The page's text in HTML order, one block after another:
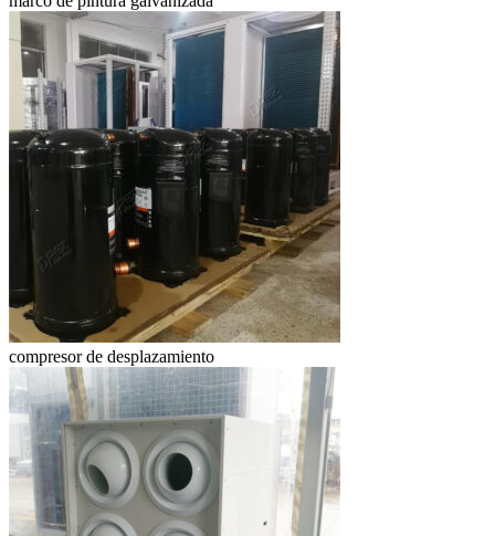
compresor de desplazamiento